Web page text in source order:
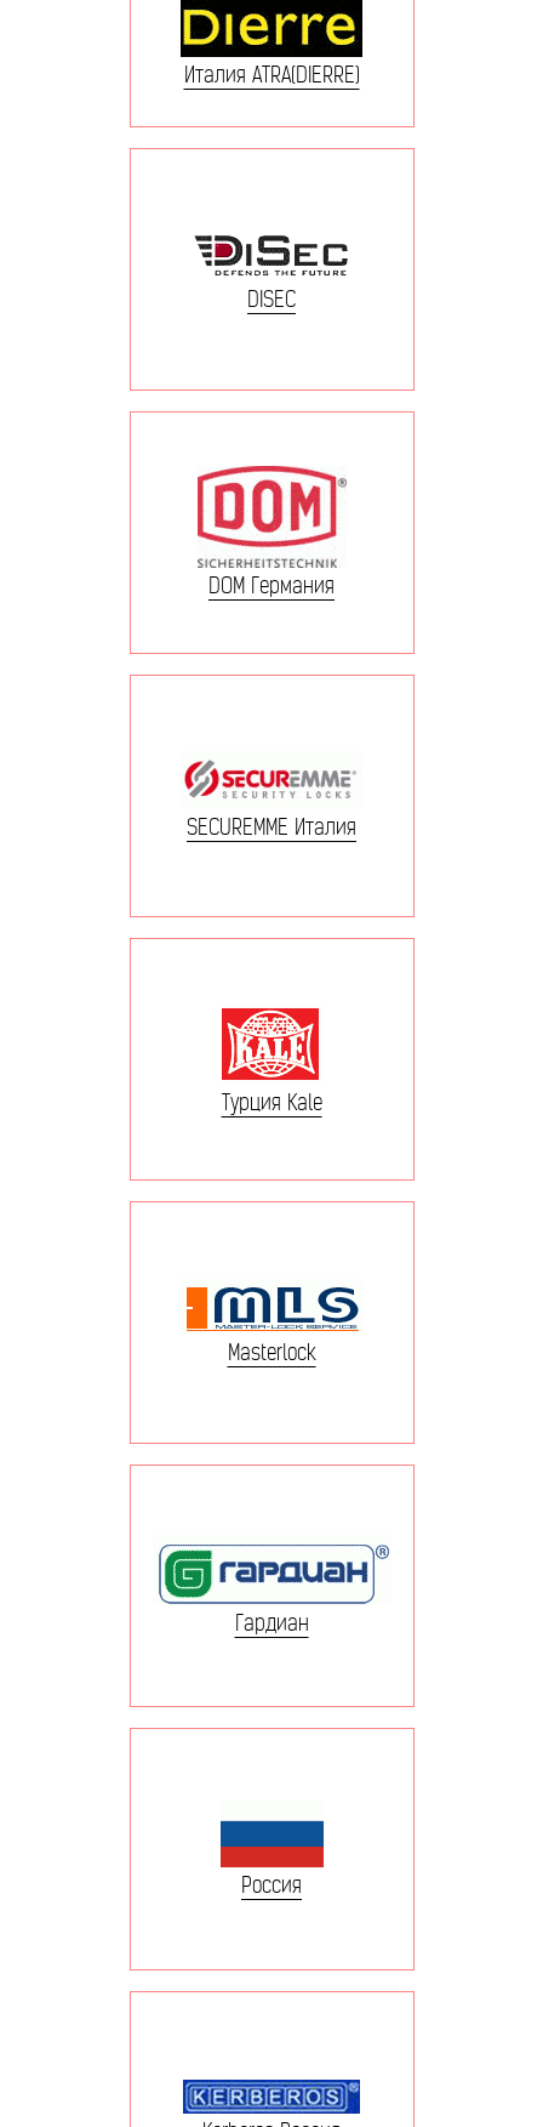
Италия ATRA(DIERRE)
DISEC
DOM Германия
SECUREMME Италия
Турция Kale
Masterlock
Гардиан
Россия